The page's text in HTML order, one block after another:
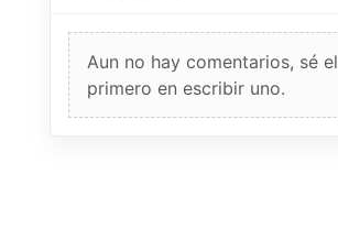
Aun no hay comentarios, sé el
primero en escribir uno.